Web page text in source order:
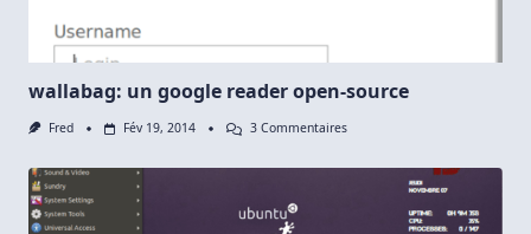
wallabag: un google reader open-source
Fred Fév 19, 2014 3 CommentairesSur